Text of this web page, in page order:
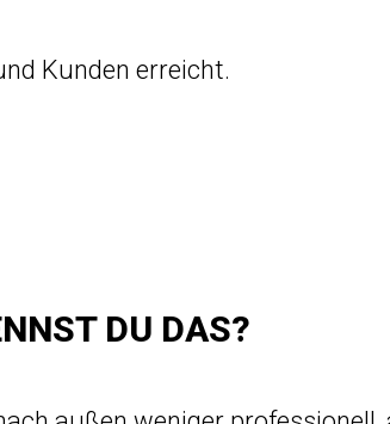
Kunden erreicht.
DU DAS?